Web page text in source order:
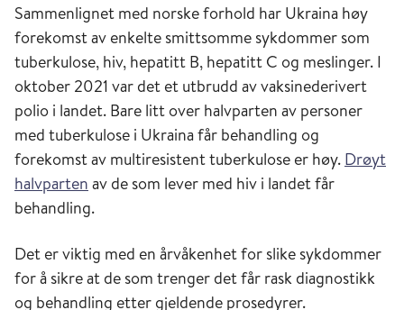
Sammenlignet med norske forhold har Ukraina høy
forekomst av enkelte smittsomme sykdommer som
tuberkulose, hiv, hepatitt B, hepatitt C og meslinger. I
oktober 2021 var det et utbrudd av vaksinederivert
polio i landet. Bare litt over halvparten av personer
med tuberkulose i Ukraina får behandling og
forekomst av multiresistent tuberkulose er høy. Drøyt
halvparten av de som lever med hiv i landet får
behandling.
Det er viktig med en årvåkenhet for slike sykdommer
for å sikre at de som trenger det får rask diagnostikk
og behandling etter gjeldende prosedyrer.